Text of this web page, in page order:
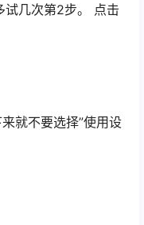
试几次第2步。 点击
就不要选择”使用设